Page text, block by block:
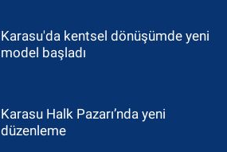
Karasu'da kentsel dönüşümde yeni
model başladı
Karasu Halk Pazarı’nda yeni
düzenleme